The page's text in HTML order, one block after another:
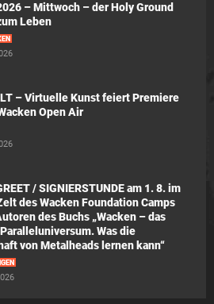
– Mittwoch – der Holy Ground
Leben
– Virtuelle Kunst feiert Premiere
Open Air
/ SIGNIERSTUNDE am 1. 8. im
des Wacken Foundation Camps
des Buchs „Wacken – das
Was die
von Metalheads lernen kann“